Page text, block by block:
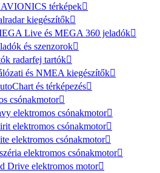
térképek
kiegészítők
Live és MEGA 360 jeladók
és szenzorok
radarfej tartók
és NMEA kiegészítők
és térképezés
csónakmotor
elektromos csónakmotor
elektromos csónakmotor
elektromos csónakmotor
elektromos csónakmotor
Drive elektromos motor